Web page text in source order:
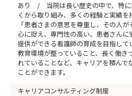
あり / 当院は長い歴史の中で、特に
くから取り組み、多くの経験と実績を
「患者さまの意思を尊重し、その人
心に捉え、専門性の高い、患者さん
提供ができる看護師の育成を目指して
教育環境が整っていること、長く働き
れていることなど、キャリアを積んで
ことができます。
キャリアコンサルティング制度